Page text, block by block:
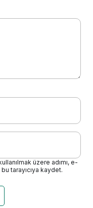
üzere adımı, e-
tarayıcıya kaydet.